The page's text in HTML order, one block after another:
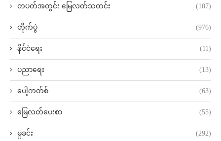
တပတ်အတွင်း မြေလတ်သတင်း (107)
တိုက်ပွဲ (976)
နိုင်ငံရေး (11)
ပညာရေး (13)
ပေါ့ကတ်စ် (63)
မြေလတ်ပေးစာ (55)
မှုခင်း (292)